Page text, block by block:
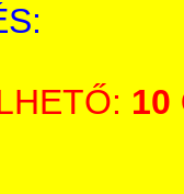
10